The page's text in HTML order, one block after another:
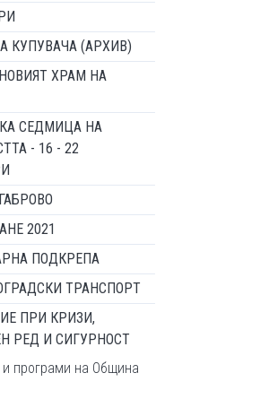
КУПУВАЧА (АРХИВ)
ХРАМ НА
СЕДМИЦА НА
- 16 - 22
2021
ПОДКРЕПА
ТРАНСПОРТ
ПРИ КРИЗИ,
РЕД И СИГУРНОСТ
програми на Община